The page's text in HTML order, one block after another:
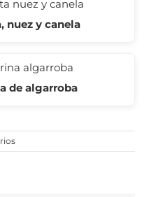
nuez y canela
de algarroba